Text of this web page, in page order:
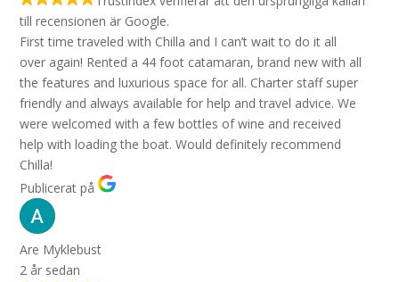
till recensionen är Google.
First time traveled with Chilla and I can’t wait to do it all
over again! Rented a 44 foot catamaran, brand new with all
the features and luxurious space for all. Charter staff super
friendly and always available for help and travel advice. We
were welcomed with a few bottles of wine and received
help with loading the boat. Would definitely recommend
Chilla!
Publicerat på
Are Myklebust
2 år sedan